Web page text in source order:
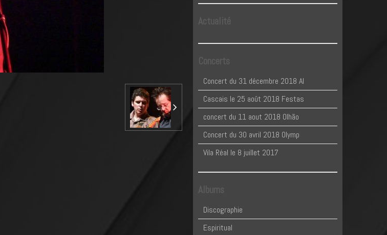
Actualité
Concerts
Concert du 31 décembre 2018 Al
Cascais le 25 août 2018 Festas
concert du 11 aout 2018 Olhão
Concert du 30 avril 2018 Olymp
Vila Réal le 8 juillet 2017
Albums
Discographie
Espiritual